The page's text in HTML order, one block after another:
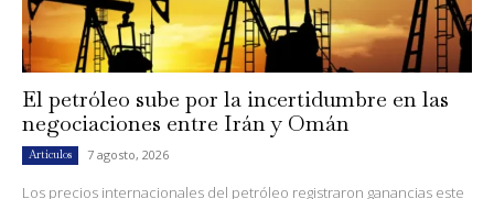
El petróleo sube por la incertidumbre en las
negociaciones entre Irán y Omán
Artículos 7 agosto, 2026
Los precios internacionales del petróleo registraron ganancias este